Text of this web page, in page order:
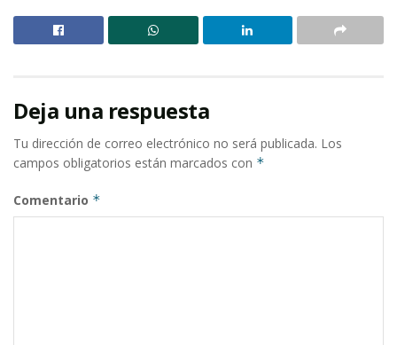
Deja una respuesta
Tu dirección de correo electrónico no será publicada. Los
campos obligatorios están marcados con *
Comentario *